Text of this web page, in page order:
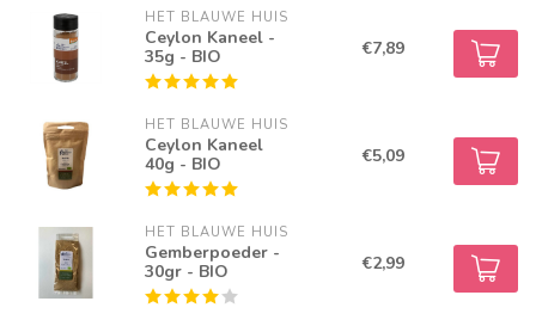
HET BLAUWE HUIS
Ceylon Kaneel -
35g - BIO
€7,89
HET BLAUWE HUIS
Ceylon Kaneel
40g - BIO
€5,09
HET BLAUWE HUIS
Gemberpoeder -
30gr - BIO
€2,99